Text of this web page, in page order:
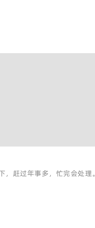
，赶过年事多，忙完会处理。